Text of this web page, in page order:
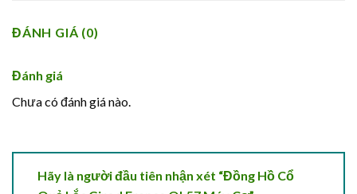
ĐÁNH GIÁ (0)
Đánh giá
Chưa có đánh giá nào.
Hãy là người đầu tiên nhận xét “Đồng Hồ Cổ